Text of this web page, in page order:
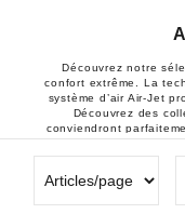
Découvrez notre
confort extrême. La
système d’air Air-Jet
Découvrez des
conviendront
chaussant au